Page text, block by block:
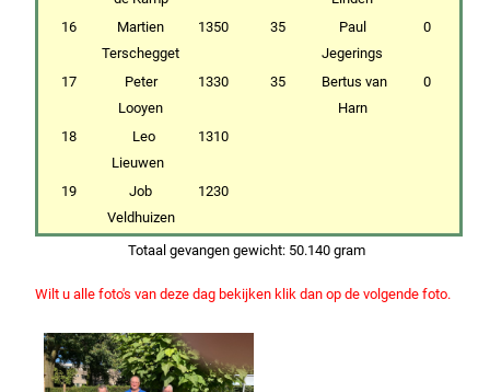
16
Martien
Terschegget
1350 35
Paul
Jegerings
0
17
Peter
Looyen
1330 35
Bertus van
Harn
0
18
Leo
Lieuwen
1310
19
Job
Veldhuizen
1230
Totaal gevangen gewicht: 50.140 gram
Wilt u alle foto's van deze dag bekijken klik dan op de volgende foto.